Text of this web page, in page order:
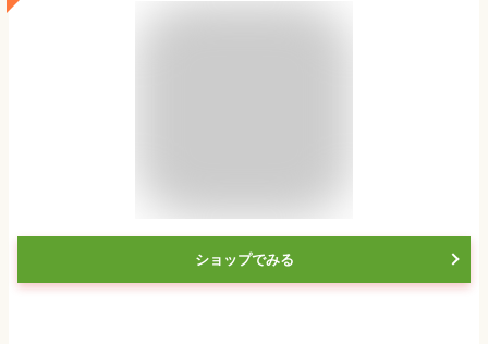
ショップでみる